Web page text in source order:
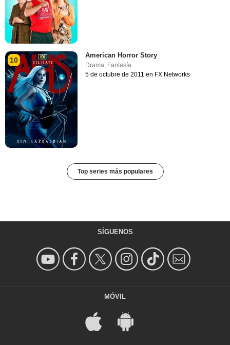
10
American Horror Story
Drama, Fantasía
5 de octubre de 2011 en FX Networks
Top series más populares
SÍGUENOS
MÓVIL